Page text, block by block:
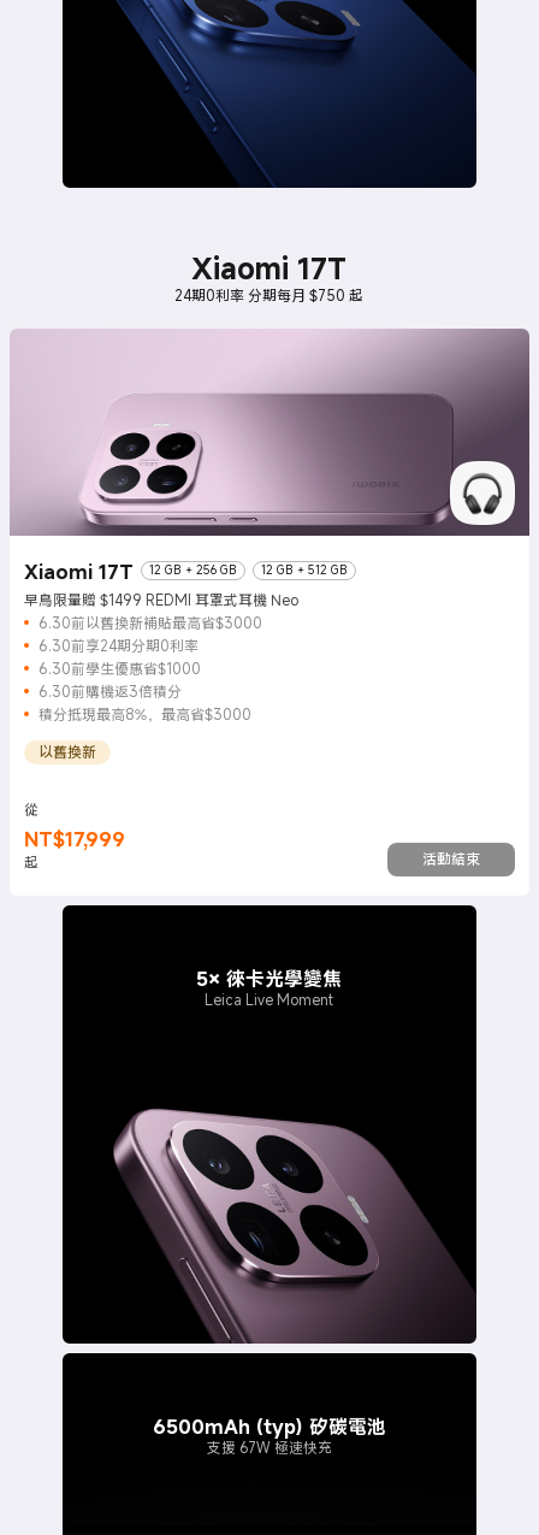
Xiaomi 17T
24期0利率 分期每月 $750 起
Xiaomi 17T 12 GB + 256 GB 12 GB + 512 GB
早鳥限量贈 $1499 REDMI 耳罩式耳機 Neo
6.30前以舊換新補貼最高省$3000
6.30前享24期分期0利率
6.30前學生優惠省$1000
6.30前購機返3倍積分
積分抵現最高8%，最高省$3000
以舊換新
從
NT$17,999
現價 NT$17999
起 活動結束
5× 徠卡光學變焦
Leica Live Moment
6500mAh (typ) 矽碳電池
支援 67W 極速快充